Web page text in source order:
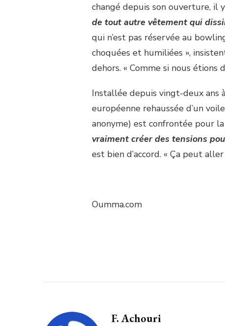
changé depuis son ouverture, il
de tout autre vêtement qui
qui n’est pas réservée au
choquées et humiliées »,
dehors. « Comme si nous étions
Installée depuis vingt-deux ans
européenne rehaussée d’un
anonyme) est confrontée pour
vraiment créer des tensions
est bien d’accord. « Ça peut
Oumma.com
F. Achouri